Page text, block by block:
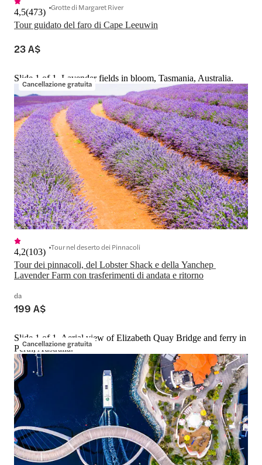
Tour guidato del faro di Cape Leeuwin
4,5(473) Grotte di Margaret River
23 A$
Cancellazione gratuita
Slide 1 of 1, Lavender fields in bloom, Tasmania, Australia.
Tour dei pinnacoli, del Lobster Shack e della Yanchep
Lavender Farm con trasferimenti di andata e ritorno
4,2(103) Tour nel deserto dei Pinnacoli
da
199 A$
Cancellazione gratuita
Slide 1 of 1, Aerial view of Elizabeth Quay Bridge and ferry in
Perth, Australia.